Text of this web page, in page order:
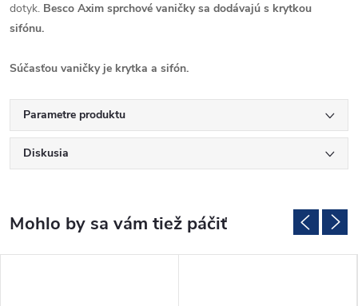
dotyk. Besco Axim sprchové vaničky sa dodávajú s krytkou
sifónu.
Súčasťou vaničky je krytka a sifón.
Parametre produktu
Diskusia